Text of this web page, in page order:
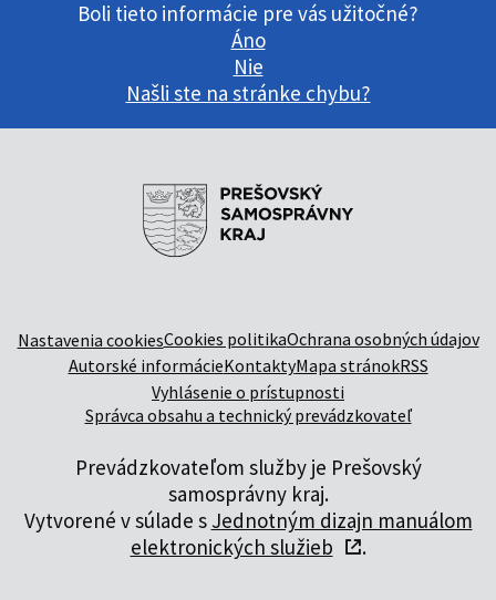
Boli tieto informácie pre vás užitočné?
Áno
Nie
Našli ste na stránke chybu?
Nastavenia cookiesCookies politikaOchrana osobných údajov
Autorské informácieKontaktyMapa stránokRSS
Vyhlásenie o prístupnosti
Správca obsahu a technický prevádzkovateľ
Prevádzkovateľom služby je Prešovský
samosprávny kraj.
Vytvorené v súlade s Jednotným dizajn manuálom
elektronických služieb
.